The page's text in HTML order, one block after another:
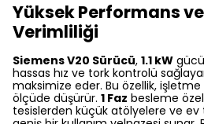
Yüksek Performans
Verimliliği
Siemens V20 Sürücü, 1.1 kW
hassas hız ve tork kontrolü
maksimize eder. Bu özellik,
ölçüde düşürür. 1 Faz besleme
tesislerden küçük atölyelere ve